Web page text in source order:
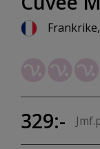
329:-